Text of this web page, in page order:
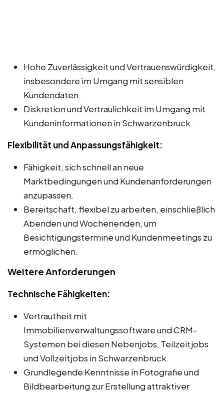
Hohe Zuverlässigkeit und Vertrauenswürdigkeit,
insbesondere im Umgang mit sensiblen
Kundendaten.
Diskretion und Vertraulichkeit im Umgang mit
Kundeninformationen in Schwarzenbruck.
Flexibilität und Anpassungsfähigkeit:
Fähigkeit, sich schnell an neue
Marktbedingungen und Kundenanforderungen
anzupassen.
Bereitschaft, flexibel zu arbeiten, einschließlich
Abenden und Wochenenden, um
Besichtigungstermine und Kundenmeetings zu
ermöglichen.
Weitere Anforderungen
Technische Fähigkeiten:
Vertrautheit mit
Immobilienverwaltungssoftware und CRM-
Systemen bei diesen Nebenjobs, Teilzeitjobs
und Vollzeitjobs in Schwarzenbruck.
Grundlegende Kenntnisse in Fotografie und
Bildbearbeitung zur Erstellung attraktiver